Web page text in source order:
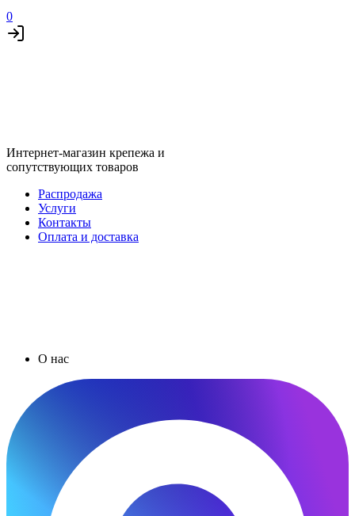
0
Интернет-магазин крепежа и
сопутствующих товаров
Распродажа
Услуги
Контакты
Оплата и доставка
О нас